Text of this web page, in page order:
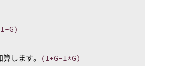
します。
(I+G-I*G)